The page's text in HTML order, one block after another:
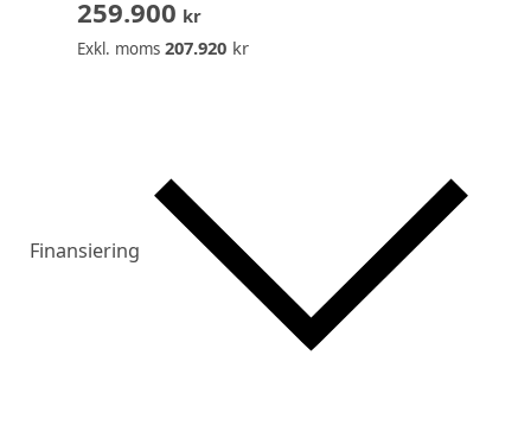
259.900 kr
Exkl. moms 207.920kr
Finansiering